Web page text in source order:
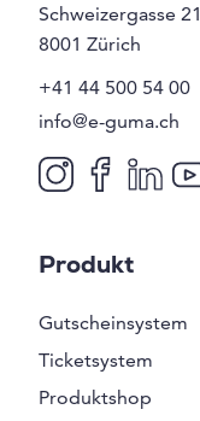
Schweizergasse 21
8001 Zürich
+41 44 500 54 00
info@e-guma.ch
Produkt
Gutscheinsystem
Ticketsystem
Produktshop